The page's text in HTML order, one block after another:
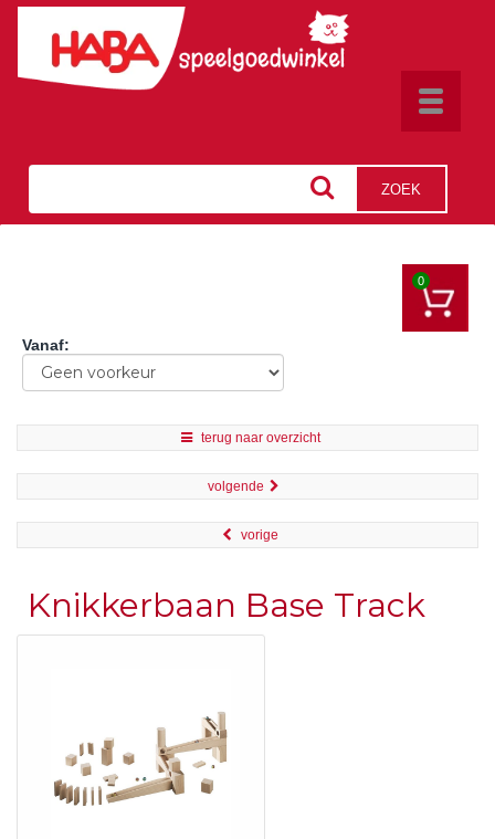
Toggle
ZOEK
0
Vanaf:
terug naar overzicht
volgende
vorige
Knikkerbaan Base Track